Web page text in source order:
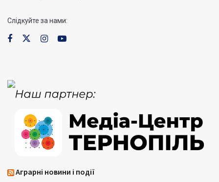
Слідкуйте за нами:
Аграрні новини і події